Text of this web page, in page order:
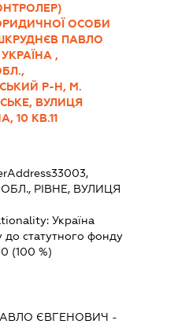
ОСОБИ
ПАВЛО
,
Р-Н, М.
ВУЛИЦЯ
10 КВ.11
33003,
РІВНЕ, ВУЛИЦЯ
Україна
до статутного фонду
(100 %)
ЄВГЕНОВИЧ -